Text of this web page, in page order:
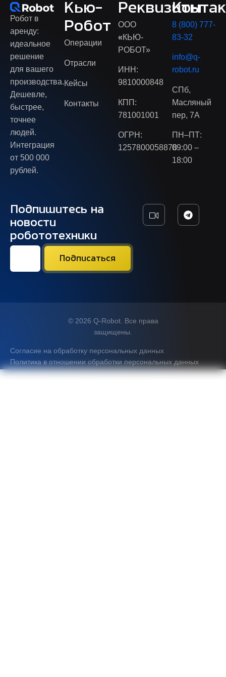
Робот в
аренду:
идеальное
решение
для вашего
производства.
Дешевле,
быстрее,
точнее
людей.
Интеграция
от 500 000
рублей.
Кью-
Робот
Операции
Отрасли
Кейсы
Контакты
Реквизиты
ООО
«КЬЮ-
РОБОТ»
ИНН:
9810000848
КПП:
781001001
ОГРН:
1257800058878
8 (800) 777-
83-32
info@q-
robot.ru
СПб,
Масляный
пер, 7А
ПН–ПТ:
09:00 –
18:00
Подпишитесь на
новости
робототехники
© 2026 Q-Robot. Все права
защищены.
Согласие на обработку персональных данных
Политика в отношении обработки персональных данных